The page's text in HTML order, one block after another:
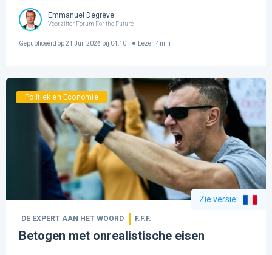
Emmanuel Degrève
Voorzitter Forum For the Future
Gepubliceerd op21 Jun 2026 bij 04:10 Lezen 4min
Politiek en Economie
Zie versie:
DE EXPERT AAN HET WOORD F.F.F.
Betogen met onrealistische eisen